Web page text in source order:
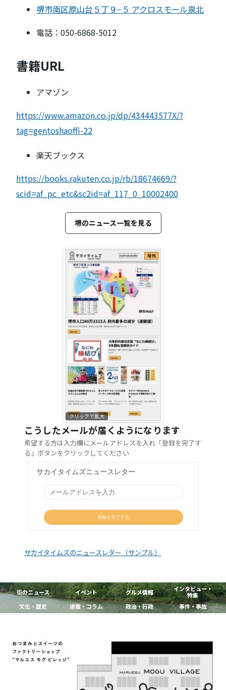
堺市南区原山台５丁９−５ アクロスモール泉北
電話：050-6868-5012
書籍URL
アマゾン
https://www.amazon.co.jp/dp/434443577X/?
tag=gentoshaoffi-22
楽天ブックス
https://books.rakuten.co.jp/rb/18674669/?
scid=af_pc_etc&sc2id=af_117_0_10002400
堺のニュース一覧を見る
クリックで拡大
こうしたメールが届くようになります
希望する方は入力欄にメールアドレスを入れ「登録を完了す
る」ボタンをクリックしてください
サカイタイムズのニュースレター（サンプル）
街のニュース イベント グルメ情報
インタビュー・
特集
文化・歴史
連載・コラム 政治・行政 事件・事故